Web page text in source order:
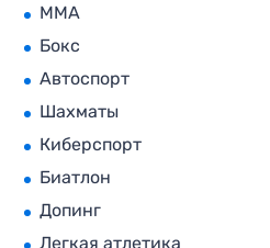
MMA
Бокс
Автоспорт
Шахматы
Киберспорт
Биатлон
Допинг
Легкая атлетика